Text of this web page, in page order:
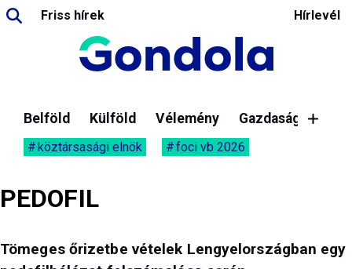
Friss hírek Hírlevél
Belföld Külföld Vélemény Gazdaság
köztársasági elnök foci vb 2026
PEDOFIL
Tömeges őrizetbe vételek Lengyelországban egy